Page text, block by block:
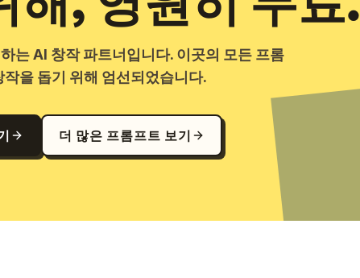
는 AI 창작 파트너입니다. 이곳의 모든 프롬
을 돕기 위해 엄선되었습니다.
더 많은 프롬프트 보기